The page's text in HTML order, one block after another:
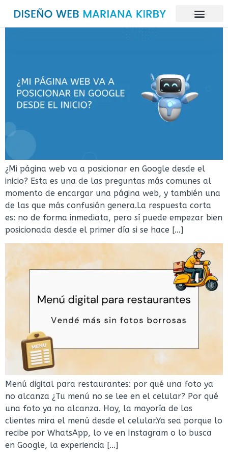
¿Mi página web va a posicionar en Google desde el
inicio? Esta es una de las preguntas más comunes al
momento de encargar una página web, y también una
de las que más confusión genera.La respuesta corta
es: no de forma inmediata, pero sí puede empezar bien
posicionada desde el primer día si se hace […]
Menú digital para restaurantes: por qué una foto ya
no alcanza ¿Tu menú no se lee en el celular? Por qué
una foto ya no alcanza. Hoy, la mayoría de los
clientes mira el menú desde el celular.Ya sea porque lo
recibe por WhatsApp, lo ve en Instagram o lo busca
en Google, la experiencia […]